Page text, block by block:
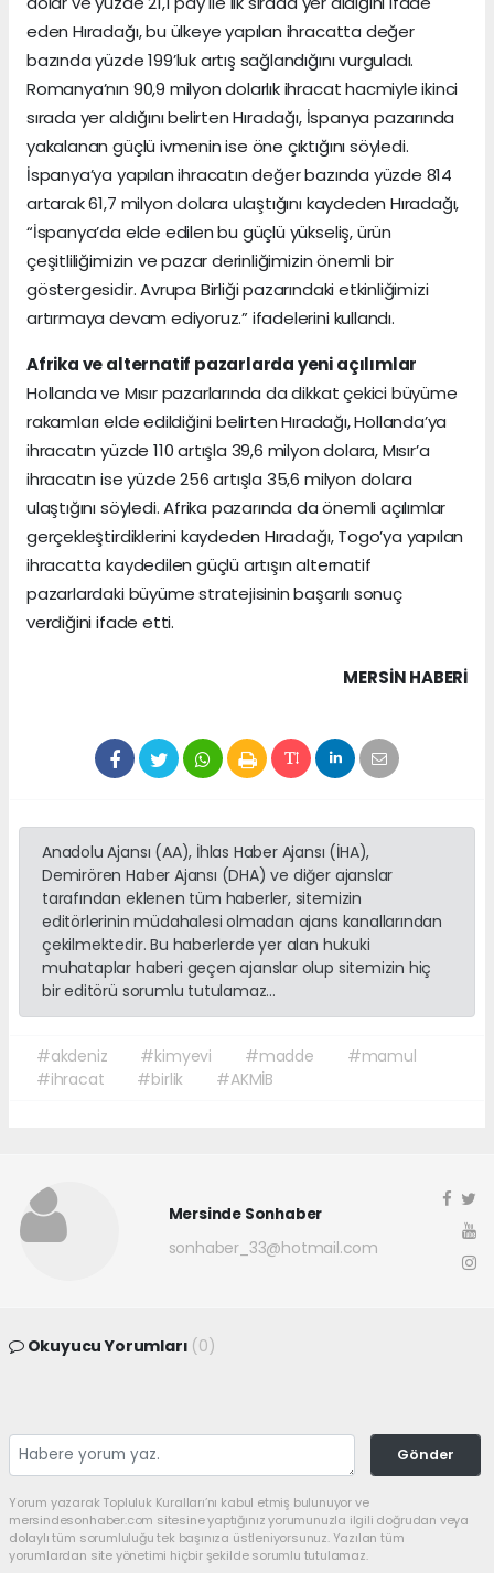
eden Hıradağı, bu ülkeye yapılan ihracatta değer
bazında yüzde 199’luk artış sağlandığını vurguladı.
Romanya’nın 90,9 milyon dolarlık ihracat hacmiyle ikinci
sırada yer aldığını belirten Hıradağı, İspanya pazarında
yakalanan güçlü ivmenin ise öne çıktığını söyledi.
İspanya’ya yapılan ihracatın değer bazında yüzde 814
artarak 61,7 milyon dolara ulaştığını kaydeden Hıradağı,
“İspanya’da elde edilen bu güçlü yükseliş, ürün
çeşitliliğimizin ve pazar derinliğimizin önemli bir
göstergesidir. Avrupa Birliği pazarındaki etkinliğimizi
artırmaya devam ediyoruz.” ifadelerini kullandı.
Afrika ve alternatif pazarlarda yeni açılımlar
Hollanda ve Mısır pazarlarında da dikkat çekici büyüme
rakamları elde edildiğini belirten Hıradağı, Hollanda’ya
ihracatın yüzde 110 artışla 39,6 milyon dolara, Mısır’a
ihracatın ise yüzde 256 artışla 35,6 milyon dolara
ulaştığını söyledi. Afrika pazarında da önemli açılımlar
gerçekleştirdiklerini kaydeden Hıradağı, Togo’ya yapılan
ihracatta kaydedilen güçlü artışın alternatif
pazarlardaki büyüme stratejisinin başarılı sonuç
verdiğini ifade etti.
MERSIN HABERİ
Anadolu Ajansı (AA), İhlas Haber Ajansı (İHA),
Demirören Haber Ajansı (DHA) ve diğer ajanslar
tarafından eklenen tüm haberler, sitemizin
editörlerinin müdahalesi olmadan ajans kanallarından
çekilmektedir. Bu haberlerde yer alan hukuki
muhataplar haberi geçen ajanslar olup sitemizin hiç
bir editörü sorumlu tutulamaz...
#akdeniz #kimyevi #madde
#mamul
#ihracat
#birlik #AKMİB
Mersinde Sonhaber
sonhaber_33@hotmail.com
Okuyucu Yorumları (0)
Gönder
Yorum yazarak Topluluk Kuralları’nı kabul etmiş bulunuyor ve
mersindesonhaber.com sitesine yaptığınız yorumunuzla ilgili doğrudan veya
dolaylı tüm sorumluluğu tek başınıza üstleniyorsunuz. Yazılan tüm
yorumlardan site yönetimi hiçbir şekilde sorumlu tutulamaz.